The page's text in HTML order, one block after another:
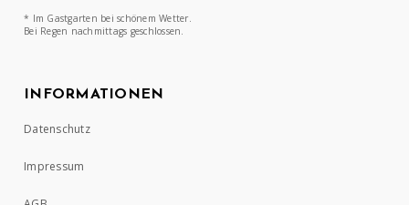
* Im Gastgarten bei schönem Wetter.
Bei Regen nachmittags geschlossen.
INFORMATIONEN
Datenschutz
Impressum